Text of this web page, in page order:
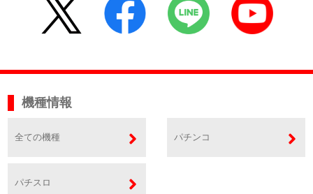
機種情報
全ての機種 パチンコ
パチスロ